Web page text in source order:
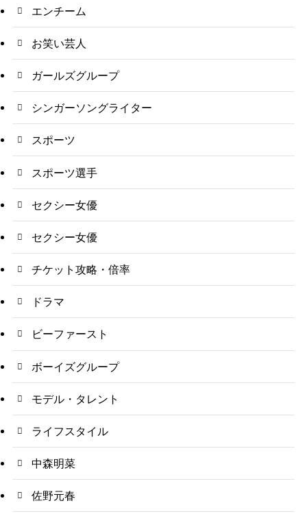
エンチーム
お笑い芸人
ガールズグループ
シンガーソングライター
スポーツ
スポーツ選手
セクシー女優
セクシー女優
チケット攻略・倍率
ドラマ
ビーファースト
ボーイズグループ
モデル・タレント
ライフスタイル
中森明菜
佐野元春